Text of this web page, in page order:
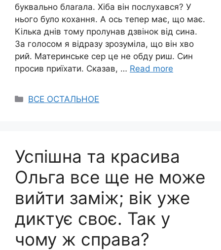
буквально блаrала. Хіба він послухався? У
нього було кохання. А ось тепер має, що має.
Кілька днів тому пролунав дзвінок від сина.
За голосом я відразу зрозуміла, що він хво
рий. Материнське сер це не обду риш. Син
просив приїхати. Сказав, … Read more
Categories
ВСЕ ОСТАЛЬНОЕ
Успішна та красива
Ольга все ще не може
вийти заміж; вік уже
диктує своє. Так у
чому ж справа?